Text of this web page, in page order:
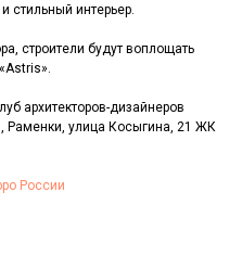
стильный интерьер.
строители будут воплощать
архитекторов-дизайнеров
Раменки, улица Косыгина, 21 ЖК
России